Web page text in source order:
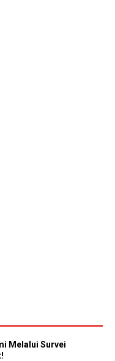
Melalui Survei